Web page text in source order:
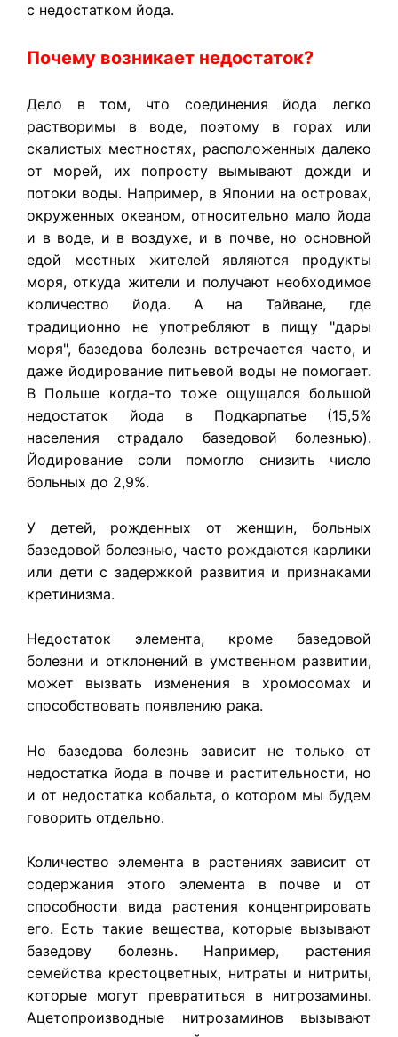
с недостатком йода.
Почему возникает недостаток?
Дело в том, что соединения йода легко
растворимы в воде, поэтому в горах или
скалистых местностях, расположенных далеко
от морей, их попросту вымывают дожди и
потоки воды. Например, в Японии на островах,
окруженных океаном, относительно мало йода
и в воде, и в воздухе, и в почве, но основной
едой местных жителей являются продукты
моря, откуда жители и получают необходимое
количество йода. А на Тайване, где
традиционно не употребляют в пищу "дары
моря", базедова болезнь встречается часто, и
даже йодирование питьевой воды не помогает.
В Польше когда-то тоже ощущался большой
недостаток йода в Подкарпатье (15,5%
населения страдало базедовой болезнью).
Йодирование соли помогло снизить число
больных до 2,9%.
У детей, рожденных от женщин, больных
базедовой болезнью, часто рождаются карлики
или дети с задержкой развития и признаками
кретинизма.
Недостаток элемента, кроме базедовой
болезни и отклонений в умственном развитии,
может вызвать изменения в хромосомах и
способствовать появлению рака.
Но базедова болезнь зависит не только от
недостатка йода в почве и растительности, но
и от недостатка кобальта, о котором мы будем
говорить отдельно.
Количество элемента в растениях зависит от
содержания этого элемента в почве и от
способности вида растения концентрировать
его. Есть такие вещества, которые вызывают
базедову болезнь. Например, растения
семейства крестоцветных, нитраты и нитриты,
которые могут превратиться в нитрозамины.
Ацетопроизводные нитрозаминов вызывают